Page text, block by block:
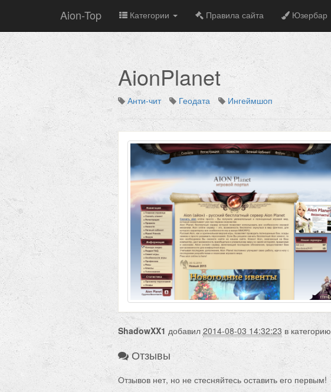
Aion-Top Категории Правила сайта Юзербар
AionPlanet
Анти-чит Геодата Ингеймшоп
ShadowXX1 добавил 2014-08-03 14:32:23 в категорию
Отзывы
Отзывов нет, но не стесняйтесь оставить его первым!